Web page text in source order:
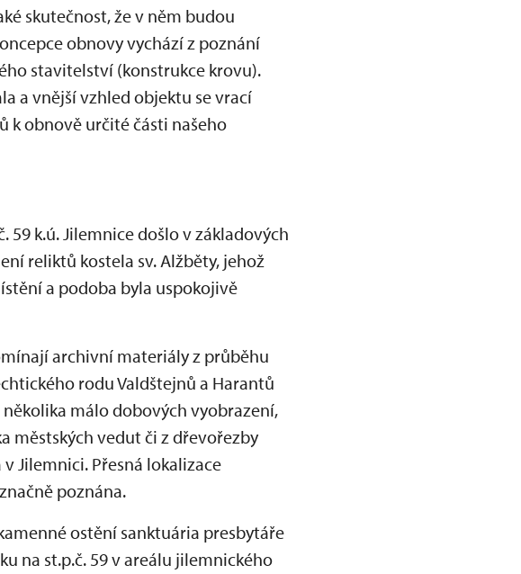
skutečnost, že v něm budou
obnovy vychází z poznání
stavitelství (konstrukce krovu).
a vnější vzhled objektu se vrací
k obnově určité části našeho
k.ú. Jilemnice došlo v základových
reliktů kostela sv. Alžběty, jehož
a podoba byla uspokojivě
archivní materiály z průběhu
rodu Valdštejnů a Harantů
málo dobových vyobrazení,
městských vedut či z dřevořezby
Jilemnici. Přesná lokalizace
poznána.
ostění sanktuária presbytáře
na st.p.č. 59 v areálu jilemnického